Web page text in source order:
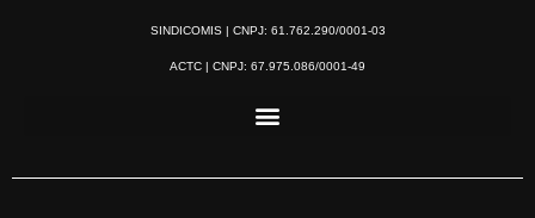
SINDICOMIS | CNPJ: 61.762.290/0001-03
ACTC | CNPJ: 67.975.086/0001-49